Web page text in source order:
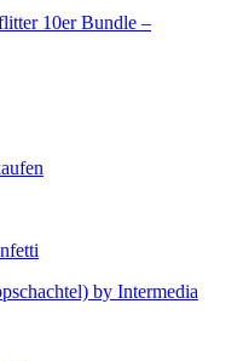
10er Bundle –
by Intermedia